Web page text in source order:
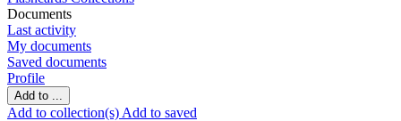
Documents
Last activity
My documents
Saved documents
Profile
Add to ...
Add to collection(s) Add to saved